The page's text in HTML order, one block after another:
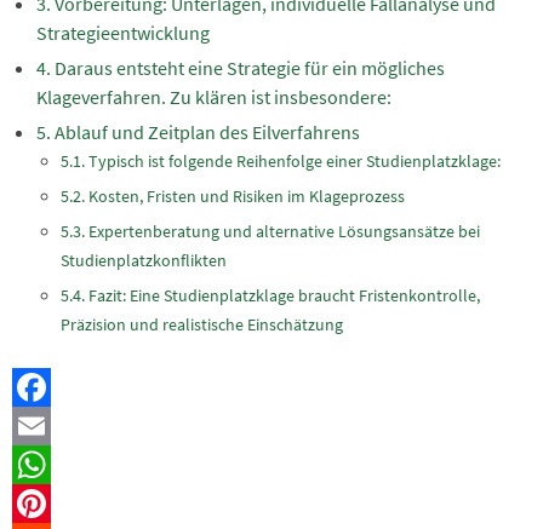
Strategieentwicklung
Daraus entsteht eine Strategie für ein mögliches
Klageverfahren. Zu klären ist insbesondere:
Ablauf und Zeitplan des Eilverfahrens
Typisch ist folgende Reihenfolge einer Studienplatzklage:
Kosten, Fristen und Risiken im Klageprozess
Expertenberatung und alternative Lösungsansätze bei
Studienplatzkonflikten
Fazit: Eine Studienplatzklage braucht Fristenkontrolle,
Präzision und realistische Einschätzung
Facebook
Email
WhatsApp